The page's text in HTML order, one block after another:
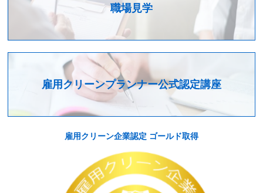
職場見学
雇用クリーンプランナー公式認定講座
雇用クリーン企業認定 ゴールド取得